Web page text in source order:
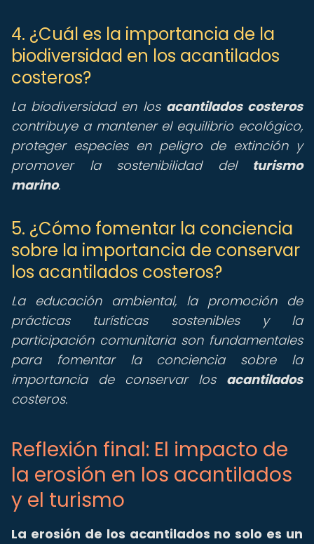
4. ¿Cuál es la importancia de la
biodiversidad en los acantilados
costeros?
La biodiversidad en los acantilados costeros
contribuye a mantener el equilibrio ecológico,
proteger especies en peligro de extinción y
promover la sostenibilidad del turismo
marino.
5. ¿Cómo fomentar la conciencia
sobre la importancia de conservar
los acantilados costeros?
La educación ambiental, la promoción de
prácticas turísticas sostenibles y la
participación comunitaria son fundamentales
para fomentar la conciencia sobre la
importancia de conservar los acantilados
costeros.
Reflexión final: El impacto de
la erosión en los acantilados
y el turismo
La erosión de los acantilados no solo es un